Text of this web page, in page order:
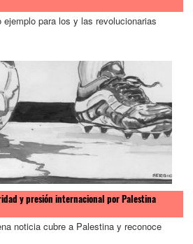
para los y las revolucionarias
y presión internacional por Palestina
noticia cubre a Palestina y reconoce